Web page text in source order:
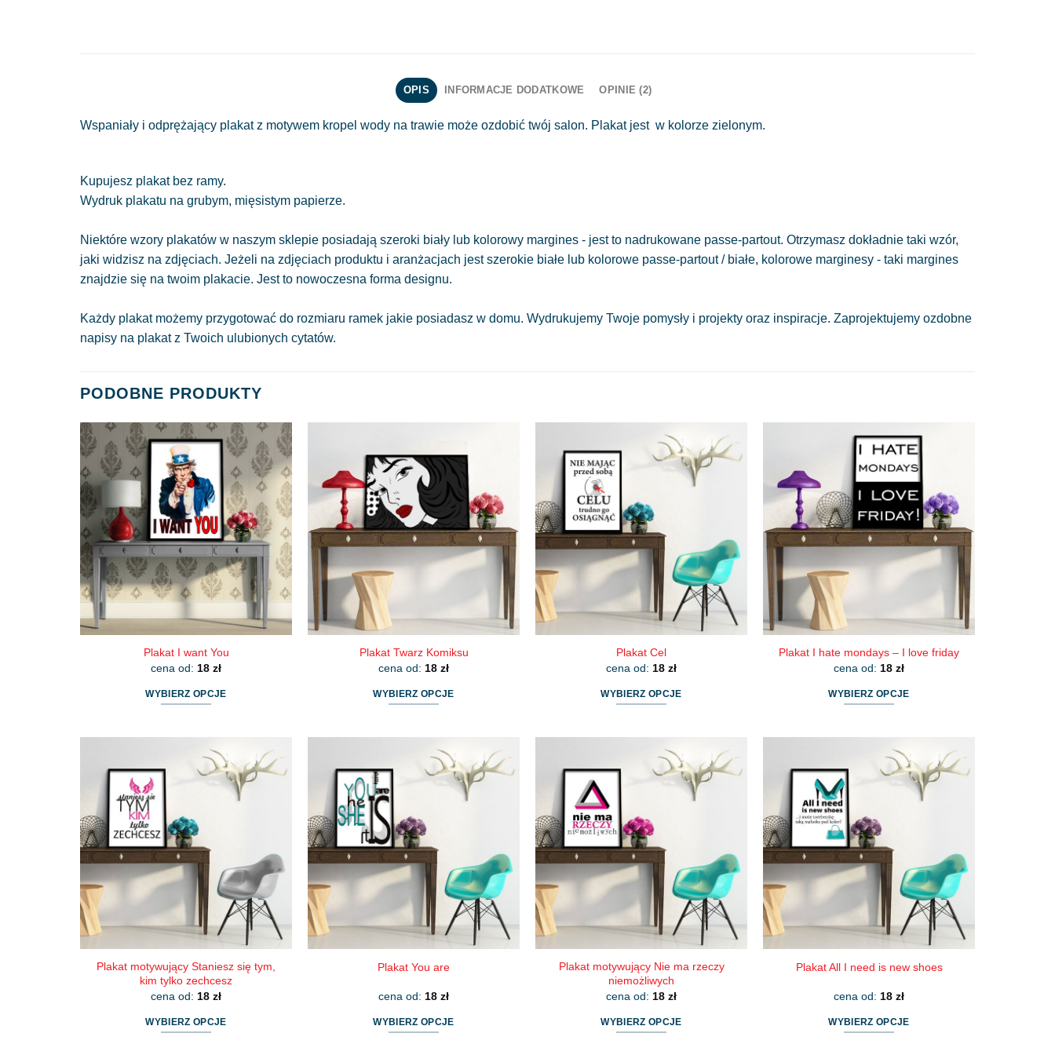
OPIS INFORMACJE DODATKOWE OPINIE (2)
Wspaniały i odprężający plakat z motywem kropel wody na trawie może ozdobić twój salon. Plakat jest w kolorze zielonym.
Kupujesz plakat bez ramy.
Wydruk plakatu na grubym, mięsistym papierze.
Niektóre wzory plakatów w naszym sklepie posiadają szeroki biały lub kolorowy margines - jest to nadrukowane passe-partout. Otrzymasz dokładnie taki wzór,
jaki widzisz na zdjęciach. Jeżeli na zdjęciach produktu i aranżacjach jest szerokie białe lub kolorowe passe-partout / białe, kolorowe marginesy - taki margines
znajdzie się na twoim plakacie. Jest to nowoczesna forma designu.
Każdy plakat możemy przygotować do rozmiaru ramek jakie posiadasz w domu. Wydrukujemy Twoje pomysły i projekty oraz inspiracje. Zaprojektujemy ozdobne
napisy na plakat z Twoich ulubionych cytatów.
PODOBNE PRODUKTY
Plakat I want You
cena od: 18 zł
WYBIERZ OPCJE
wiele
wariantów.
można
wybrać
stronie
produktu
Plakat Twarz Komiksu
cena od: 18 zł
WYBIERZ OPCJE
wiele
wariantów.
można
wybrać
stronie
produktu
Plakat Cel
cena od: 18 zł
WYBIERZ OPCJE
wiele
wariantów.
można
wybrać
stronie
produktu
Plakat I hate mondays – I love friday
cena od: 18 zł
WYBIERZ OPCJE
wiele
wariantów.
można
wybrać
stronie
produktu
Plakat motywujący Staniesz się tym,
kim tylko zechcesz
cena od: 18 zł
WYBIERZ OPCJE
Plakat You are
cena od: 18 zł
WYBIERZ OPCJE
Plakat motywujący Nie ma rzeczy
niemożliwych
cena od: 18 zł
WYBIERZ OPCJE
Plakat All I need is new shoes
cena od: 18 zł
WYBIERZ OPCJE